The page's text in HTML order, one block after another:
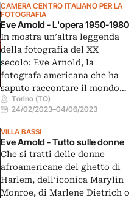
CAMERA CENTRO ITALIANO PER LA
FOTOGRAFIA
Eve Arnold - L'opera 1950-1980
In mostra un’altra leggenda
della fotografia del XX
secolo: Eve Arnold, la
fotografa americana che ha
saputo raccontare il mondo…
Torino (TO)
24/02/2023–04/06/2023
VILLA BASSI
Eve Arnold - Tutto sulle donne
Che si tratti delle donne
afroamericane del ghetto di
Harlem, dell’iconica Marylin
Monroe, di Marlene Dietrich o